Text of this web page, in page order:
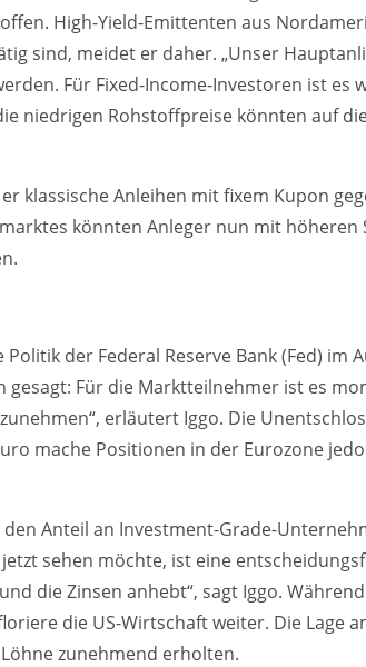
High-Yield-Emittenten aus
sind, meidet er daher. „Unser
Für Fixed-Income-Investoren ist es
niedrigen Rohstoffpreise könnten auf
klassische Anleihen mit fixem Kupon
könnten Anleger nun mit höheren
der Federal Reserve Bank (Fed) im
gesagt: Für die Marktteilnehmer ist es
erläutert Iggo. Die
mache Positionen in der Eurozone
Anteil an Investment-Grade-
sehen möchte, ist eine
die Zinsen anhebt“, sagt Iggo.
die US-Wirtschaft weiter. Die Lage
zunehmend erholten.